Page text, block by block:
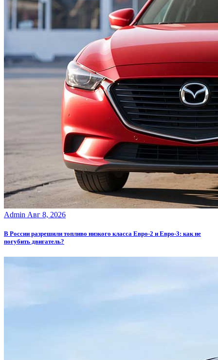
Admin Авг 8, 2026
В России разрешили топливо низкого класса Евро-2 и Евро-3: как не
погубить двигатель?